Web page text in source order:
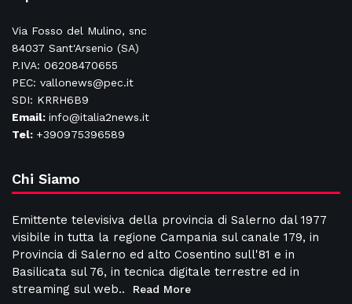
Via Fosso del Mulino, snc
84037 Sant'Arsenio (SA)
P.IVA: 06208470655
PEC: vallonews@pec.it
SDI: KRRH6B9
Email: info@italia2news.it
Tel: +390975396589
Chi Siamo
Emittente televisiva della provincia di Salerno dal 1977
visibile in tutta la regione Campania sul canale 179, in
Provincia di Salerno ed alto Cosentino sull'81 e in
Basilicata sul 76, in tecnica digitale terrestre ed in
streaming sul web..
Read More